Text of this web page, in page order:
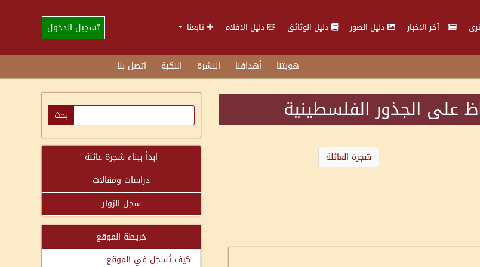
آخر الأخبار دليل الصور دليل الوثائق دليل الأفلام تابعنا تسجيل الدخول
هويتنا أهدافنا النشرة النكبة اتصل بنا
على الجذور الفلسطينية
شجرة العائلة
ابدأ ببناء شجرة عائلة
دراسات ومقالات
سجل الزوار
خريطة الموقع
كيف تُسجل في الموقع